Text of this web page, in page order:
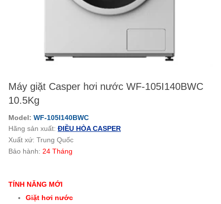
Máy giặt Casper hơi nước WF-105I140BWC
10.5Kg
Model: WF-105I140BWC
Hãng sản xuất: ĐIỀU HÒA CASPER
Xuất xứ: Trung Quốc
Bảo hành: 24 Tháng
TÍNH NĂNG MỚI
Giặt hơi nước